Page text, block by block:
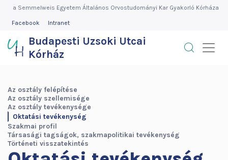
Budapesti
Uzsoki
Utcai
Ugrása Semmelweis Egyetem Általános Orvostudományi Kar Gyakorló Kórháza
MENÜ
Facebook Intranet
Budapesti Uzsoki Utcai
Kórház
OSZTÁLYOK
OLDALMENÜ
Az osztály felépítése
Az osztály szellemisége
Az osztály tevékenysége
Oktatási tevékenység
Szakmai profil
Társasági tagságok, szakmapolitikai tevékenység
Történeti visszatekintés